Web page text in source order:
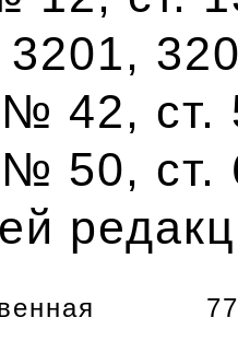
№ 42,
50, ст.